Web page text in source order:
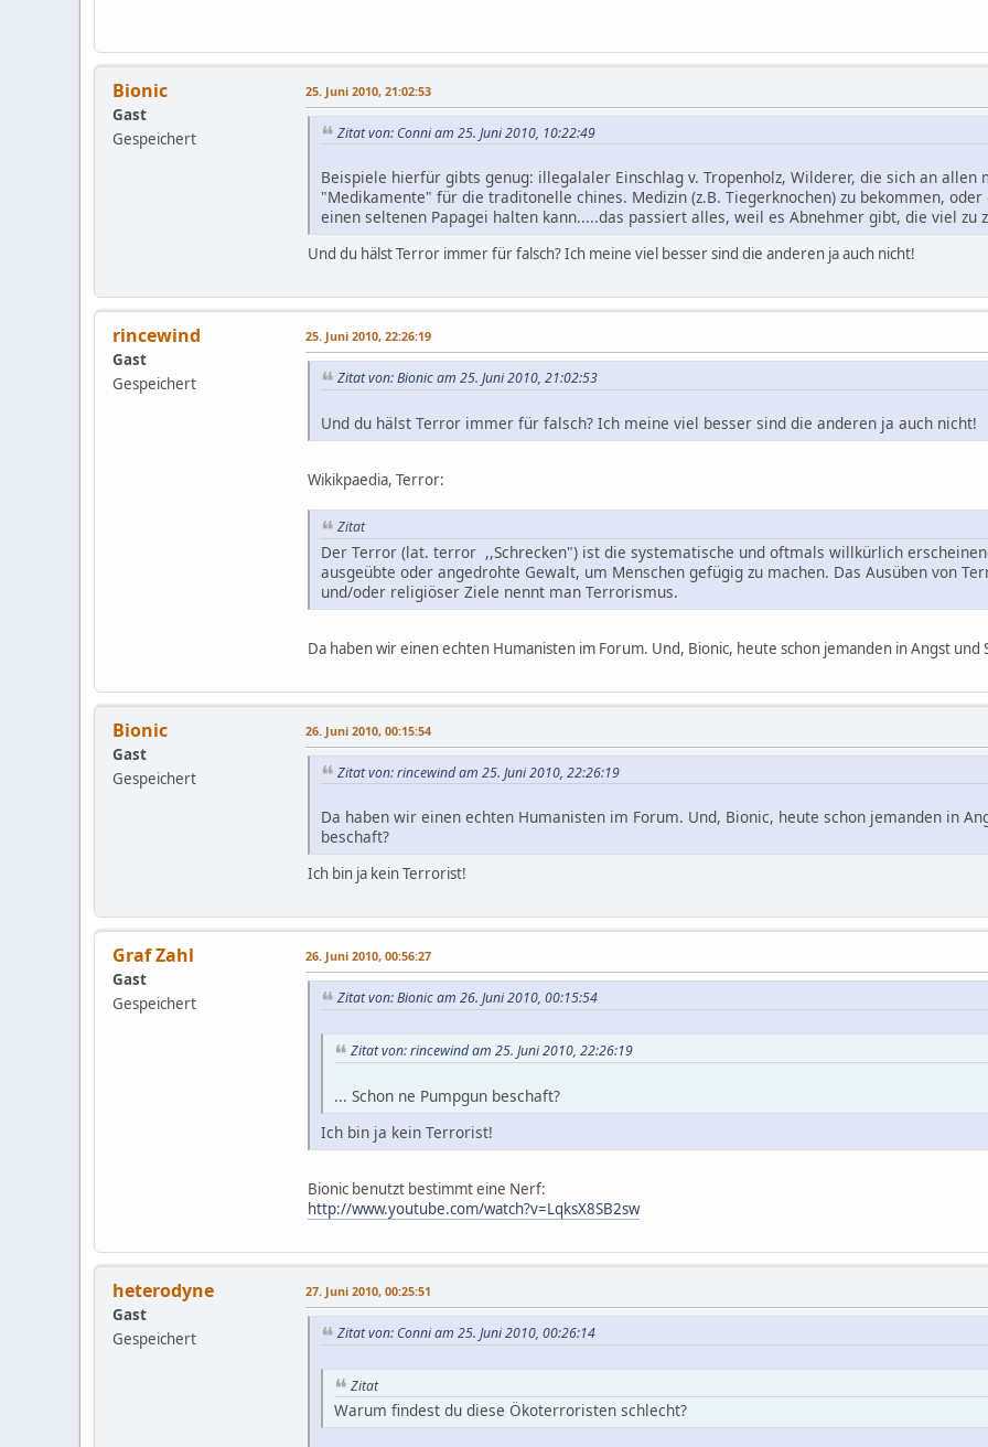
Bionic
Gast
Gespeichert
25. Juni 2010, 21:02:53
Zitat von: Conni am 25. Juni 2010, 10:22:49
Beispiele hierfür gibts genug: illegalaler Einschlag v. Tropenholz, Wilderer, die sich an
"Medikamente" für die traditonelle chines. Medizin (z.B. Tiegerknochen) zu bekommen,
einen seltenen Papagei halten kann.....das passiert alles, weil es Abnehmer gibt, die viel zu
Und du hälst Terror immer für falsch? Ich meine viel besser sind die anderen ja auch nicht!
rincewind
Gast
Gespeichert
25. Juni 2010, 22:26:19
Zitat von: Bionic am 25. Juni 2010, 21:02:53
Und du hälst Terror immer für falsch? Ich meine viel besser sind die anderen ja auch nicht!
Wikikpaedia, Terror:
Zitat
Der Terror (lat. terror ,,Schrecken") ist die systematische und oftmals willkürlich
ausgeübte oder angedrohte Gewalt, um Menschen gefügig zu machen. Das Ausüben von
und/oder religiöser Ziele nennt man Terrorismus.
Da haben wir einen echten Humanisten im Forum. Und, Bionic, heute schon jemanden in Angst und
Bionic
Gast
Gespeichert
26. Juni 2010, 00:15:54
Zitat von: rincewind am 25. Juni 2010, 22:26:19
Da haben wir einen echten Humanisten im Forum. Und, Bionic, heute schon jemanden in
beschaft?
Ich bin ja kein Terrorist!
Graf Zahl
Gast
Gespeichert
26. Juni 2010, 00:56:27
Zitat von: Bionic am 26. Juni 2010, 00:15:54
Zitat von: rincewind am 25. Juni 2010, 22:26:19
... Schon ne Pumpgun beschaft?
Ich bin ja kein Terrorist!
Bionic benutzt bestimmt eine Nerf:
http://www.youtube.com/watch?v=LqksX8SB2sw
heterodyne
Gast
Gespeichert
27. Juni 2010, 00:25:51
Zitat von: Conni am 25. Juni 2010, 00:26:14
Zitat
Warum findest du diese Ökoterroristen schlecht?